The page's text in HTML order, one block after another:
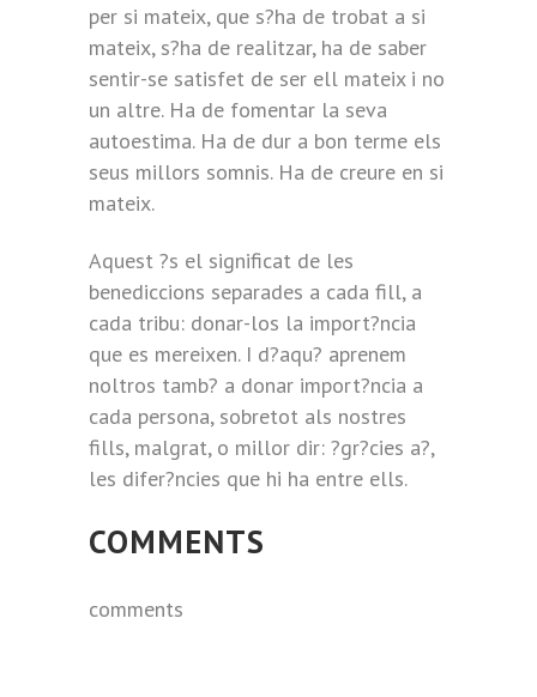
per si mateix, que s?ha de trobat a si
mateix, s?ha de realitzar, ha de saber
sentir-se satisfet de ser ell mateix i no
un altre. Ha de fomentar la seva
autoestima. Ha de dur a bon terme els
seus millors somnis. Ha de creure en si
mateix.
Aquest ?s el significat de les
benediccions separades a cada fill, a
cada tribu: donar-los la import?ncia
que es mereixen. I d?aqu? aprenem
noltros tamb? a donar import?ncia a
cada persona, sobretot als nostres
fills, malgrat, o millor dir: ?gr?cies a?,
les difer?ncies que hi ha entre ells.
COMMENTS
comments